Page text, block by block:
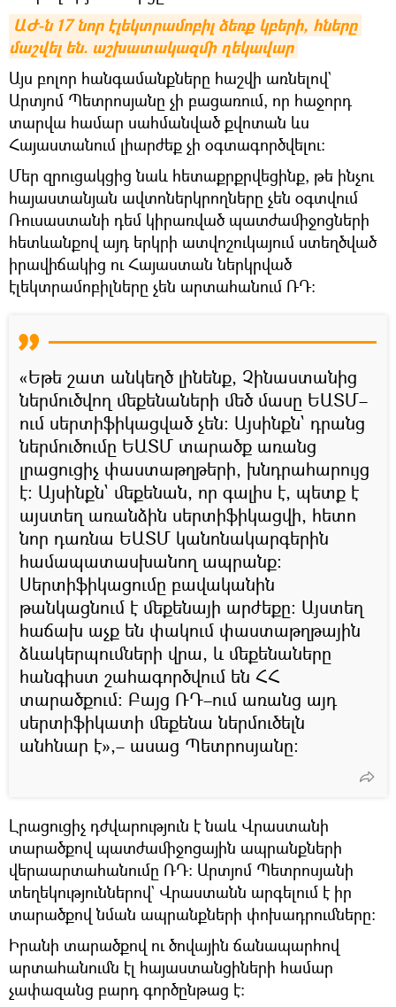
ԱԺ-ն 17 նոր էլեկտրամոբիլ ձեռք կբերի, հները
մաշվել են. աշխատակազմի ղեկավար
Այս բոլոր հանգամանքները հաշվի առնելով`
Արտյոմ Պետրոսյանը չի բացառում, որ հաջորդ
տարվա համար սահմանված քվոտան ևս
Հայաստանում լիարժեք չի օգտագործվելու։
Մեր զրուցակցից նաև հետաքրքրվեցինք, թե ինչու
հայաստանյան ավտոներկրողները չեն օգտվում
Ռուսաստանի դեմ կիրառված պատժամիջոցների
հետևանքով այդ երկրի ատվոշուկայում ստեղծված
իրավիճակից ու Հայաստան ներկրված
էլեկտրամոբիլները չեն արտահանում ՌԴ։
«Եթե շատ անկեղծ լինենք, Չինաստանից
ներմուծվող մեքենաների մեծ մասը ԵԱՏՄ–
ում սերտիֆիկացված չեն։ Այսինքն` դրանց
ներմուծումը ԵԱՏՄ տարածք առանց
լրացուցիչ փաստաթղթերի, խնդրահարույց
է։ Այսինքն` մեքենան, որ գալիս է, պետք է
այստեղ առանձին սերտիֆիկացվի, հետո
նոր դառնա ԵԱՏՄ կանոնակարգերին
համապատասխանող ապրանք։
Սերտիֆիկացումը բավականին
թանկացնում է մեքենայի արժեքը։ Այստեղ
հաճախ աչք են փակում փաստաթղթային
ձևակերպումների վրա, և մեքենաները
հանգիստ շահագործվում են ՀՀ
տարածքում։ Բայց ՌԴ–ում առանց այդ
սերտիֆիկատի մեքենա ներմուծելն
անհնար է»,– ասաց Պետրոսյանը։
Լրացուցիչ դժվարություն է նաև Վրաստանի
տարածքով պատժամիջոցային ապրանքների
վերաարտահանումը ՌԴ։ Արտյոմ Պետրոսյանի
տեղեկություններով` Վրաստանն արգելում է իր
տարածքով նման ապրանքների փոխադրումները։
Իրանի տարածքով ու ծովային ճանապարհով
արտահանումն էլ հայաստանցիների համար
չափազանց բարդ գործընթաց է։